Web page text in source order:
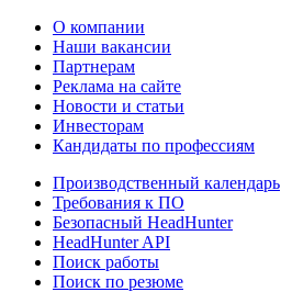
О компании
Наши вакансии
Партнерам
Реклама на сайте
Новости и статьи
Инвесторам
Кандидаты по профессиям
Производственный календарь
Требования к ПО
Безопасный HeadHunter
HeadHunter API
Поиск работы
Поиск по резюме